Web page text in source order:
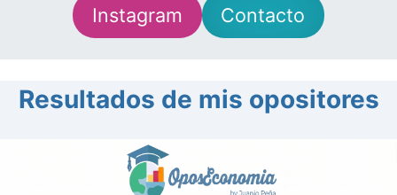
Instagram
Contacto
Resultados de mis opositores